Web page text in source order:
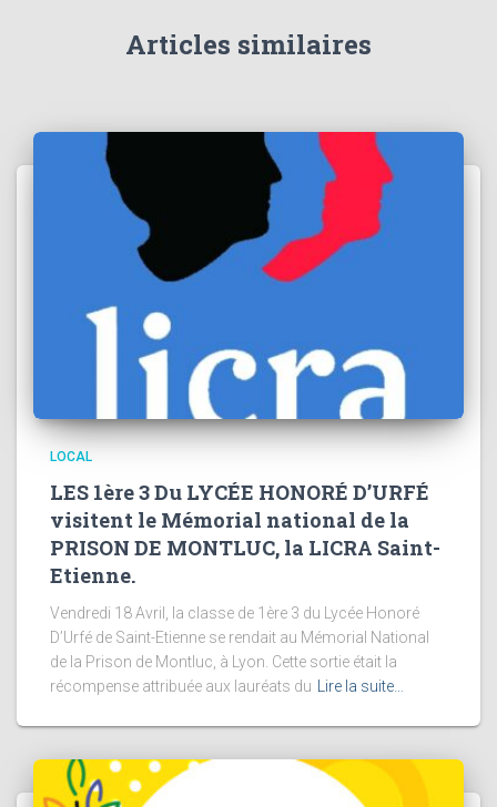
Articles similaires
LOCAL
LES 1ère 3 Du LYCÉE HONORÉ D’URFÉ
visitent le Mémorial national de la
PRISON DE MONTLUC, la LICRA Saint-
Etienne.
Vendredi 18 Avril, la classe de 1ère 3 du Lycée Honoré
D’Urfé de Saint-Etienne se rendait au Mémorial National
de la Prison de Montluc, à Lyon. Cette sortie était la
récompense attribuée aux lauréats du
Lire la suite…